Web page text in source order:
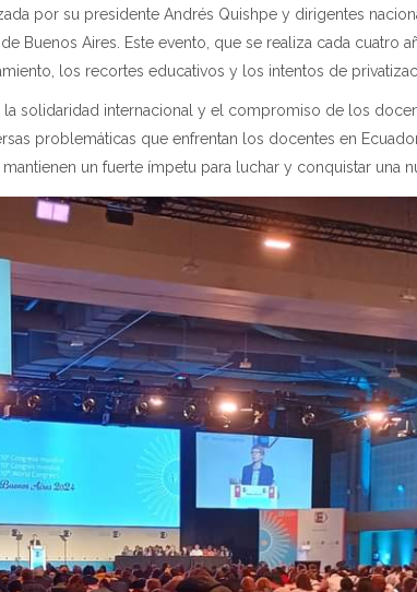
por su presidente Andrés Quishpe y dirigentes
Buenos Aires. Este evento, que se realiza cada cuatro
los recortes educativos y los intentos de
la solidaridad internacional y el compromiso de los
problemáticas que enfrentan los docentes en
un fuerte ímpetu para luchar y conquistar una